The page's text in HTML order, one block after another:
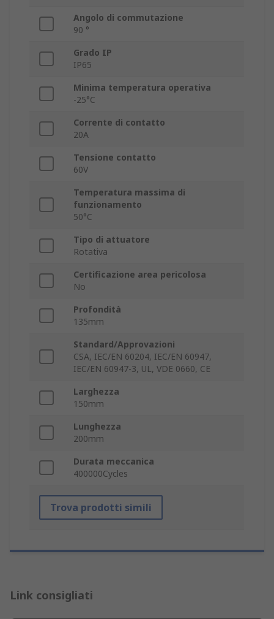
Angolo di commutazione
90 °
Grado IP
IP65
Minima temperatura operativa
-25°C
Corrente di contatto
20A
Tensione contatto
60V
Temperatura massima di
funzionamento
50°C
Tipo di attuatore
Rotativa
Certificazione area pericolosa
No
Profondità
135mm
Standard/Approvazioni
CSA, IEC/EN 60204, IEC/EN 60947,
IEC/EN 60947-3, UL, VDE 0660, CE
Larghezza
150mm
Lunghezza
200mm
Durata meccanica
400000Cycles
Trova prodotti simili
Link consigliati